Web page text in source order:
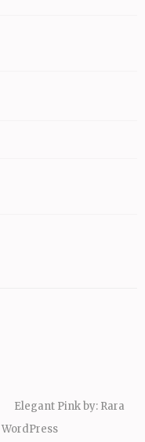
Elegant Pink by: Rara
WordPress